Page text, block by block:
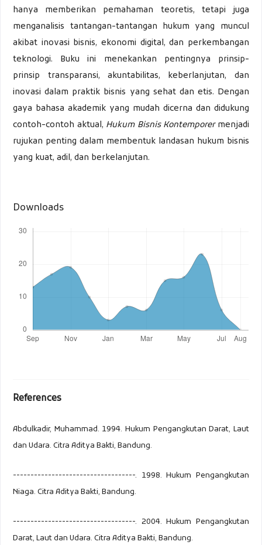
hanya memberikan pemahaman teoretis, tetapi juga
menganalisis tantangan-tantangan hukum yang muncul
akibat inovasi bisnis, ekonomi digital, dan perkembangan
teknologi. Buku ini menekankan pentingnya prinsip-
prinsip transparansi, akuntabilitas, keberlanjutan, dan
inovasi dalam praktik bisnis yang sehat dan etis. Dengan
gaya bahasa akademik yang mudah dicerna dan didukung
contoh-contoh aktual, Hukum Bisnis Kontemporermenjadi
rujukan penting dalam membentuk landasan hukum bisnis
yang kuat, adil, dan berkelanjutan.
Downloads
References
Abdulkadir, Muhammad. 1994. Hukum Pengangkutan Darat, Laut
dan Udara. Citra Aditya Bakti, Bandung.
-----------------------------------. 1998. Hukum Pengangkutan
Niaga. Citra Aditya Bakti, Bandung.
-----------------------------------. 2004. Hukum Pengangkutan
Darat, Laut dan Udara. Citra Aditya Bakti, Bandung.